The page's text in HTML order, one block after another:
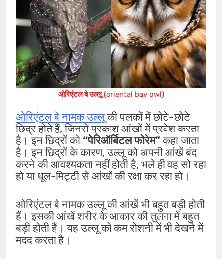
ओरिएंटल बे उल्लू(oriental bay owl)
ओरिएंटल बे नामक उल्लूकी पलकों में छोटे-छोटे
छिद्र होते हैं, जिनसे प्रकाश आंखों में प्रवेश करता
है। इन छिद्रों को“पेरिऑर्बिटल फोरेम”कहा जाता
है। इन छिद्रों के कारण, उल्लू को अपनी आंखें बंद
करने की आवश्यकता नहीं होती है, भले ही वह सो रहा
हो या धूल-मिट्टी से आंखों की रक्षा कर रहा हो।
ओरिएंटल बे नामक उल्लू की आंखें भी बहुत बड़ी होती
हैं। इसकी आंखें शरीर के आकार की तुलना में बहुत
बड़ी होती हैं। यह उल्लू को कम रोशनी में भी देखने में
मदद करता है।